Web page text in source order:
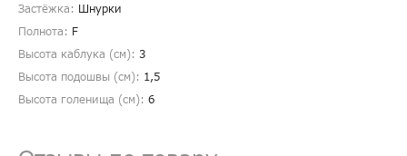
Застёжка: Шнурки
Полнота: F
Высота каблука (см): 3
Высота подошвы (см): 1,5
Высота голенища (cм): 6